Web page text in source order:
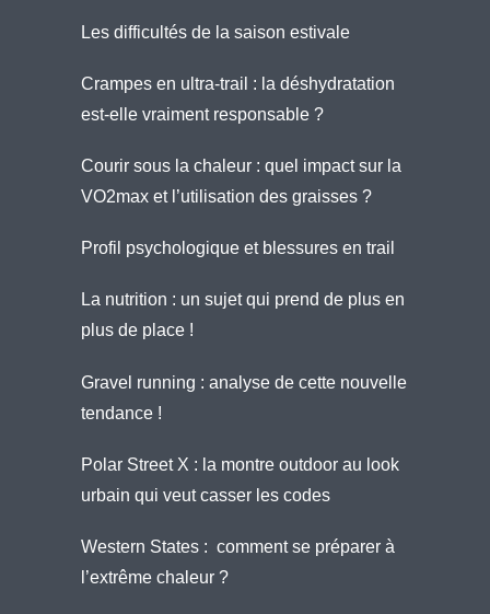
Les difficultés de la saison estivale
Crampes en ultra-trail : la déshydratation
est-elle vraiment responsable ?
Courir sous la chaleur : quel impact sur la
VO2max et l’utilisation des graisses ?
Profil psychologique et blessures en trail
La nutrition : un sujet qui prend de plus en
plus de place !
Gravel running : analyse de cette nouvelle
tendance !
Polar Street X : la montre outdoor au look
urbain qui veut casser les codes
Western States : comment se préparer à
l’extrême chaleur ?